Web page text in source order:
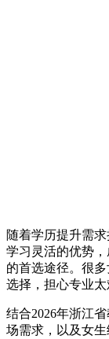
随着学历提升需
学习灵活的优势
的首选途径。很
选择，担心专业太
结合2026年浙江
场需求，以及女